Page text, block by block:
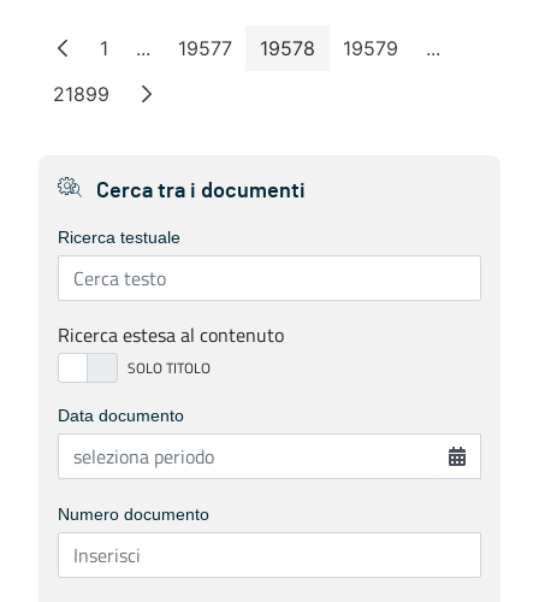
Page
1 ...Intermediate Pages
Page
19577 Page
19578 Page
19579 ...
Page
21899
Cerca tra i documenti
Ricerca testuale
Ricerca estesa al contenuto
Data documento
Numero documento